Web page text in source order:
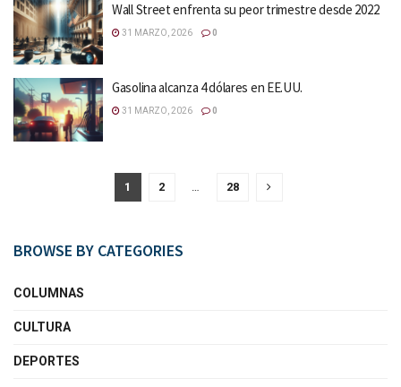
Wall Street enfrenta su peor trimestre desde 2022
31 MARZO, 2026 0
Gasolina alcanza 4 dólares en EE.UU.
31 MARZO, 2026 0
1 2 … 28
BROWSE BY CATEGORIES
COLUMNAS
CULTURA
DEPORTES